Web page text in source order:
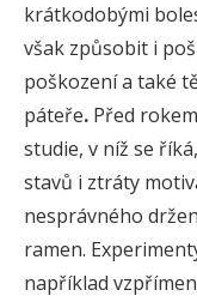
krátkodobými
však způsobit i
poškození a také
páteře. Před
studie, v níž se
stavů i ztráty
nesprávného
ramen.
například